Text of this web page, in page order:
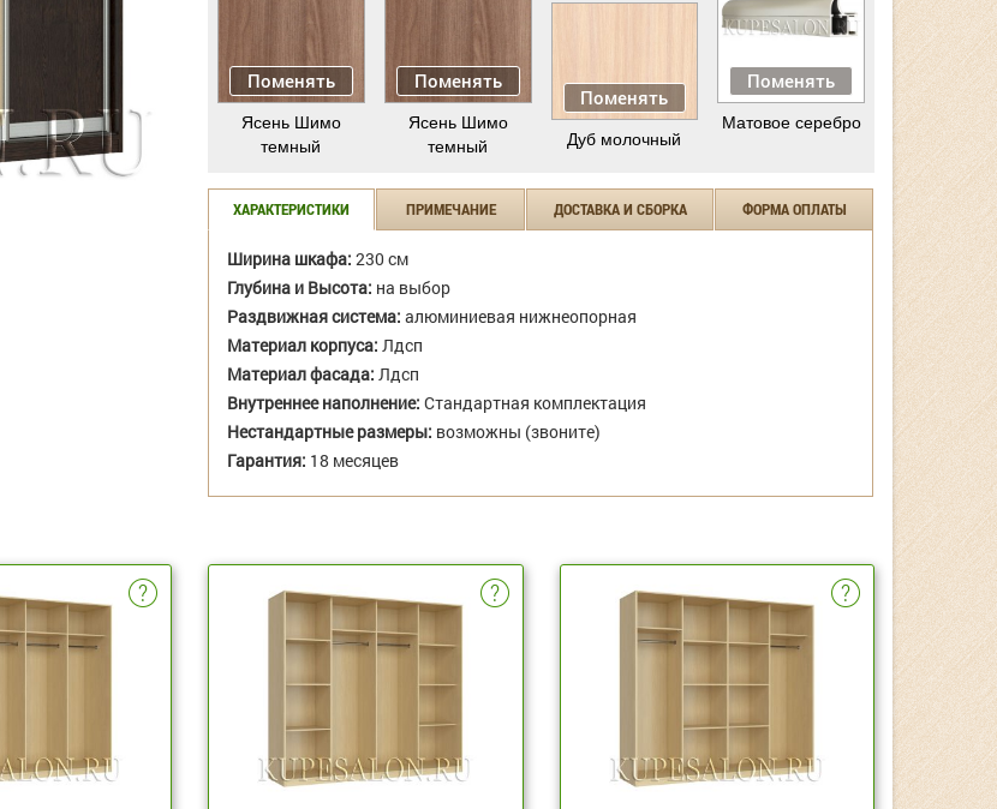
Поменять
Ясень Шимо
темный
Поменять
Ясень Шимо
темный
Поменять
Дуб молочный
Поменять
Матовое серебро
ХАРАКТЕРИСТИКИ ПРИМЕЧАНИЕ ДОСТАВКА И СБОРКА ФОРМА ОПЛАТЫ
Ширина шкафа: 230 см
Глубина и Высота: на выбор
Раздвижная система: алюминиевая нижнеопорная
Материал корпуса: Лдсп
Материал фасада: Лдсп
Внутреннее наполнение: Стандартная комплектация
Нестандартные размеры: возможны (звоните)
Гарантия: 18 месяцев